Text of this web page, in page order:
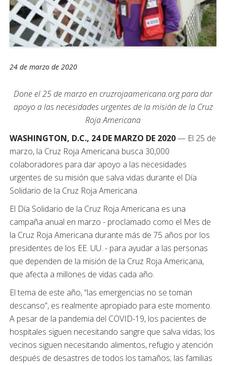
24 de marzo de 2020
Done el 25 de marzo en cruzrojaamericana.org para dar
apoyo a las necesidades urgentes de la misión de la Cruz
Roja Americana
WASHINGTON, D.C., 24 DE MARZO DE 2020— El 25 de
marzo, la Cruz Roja Americana busca 30,000
colaboradores para dar apoyo a las necesidades
urgentes de su misión que salva vidas durante el Día
Solidario de la Cruz Roja Americana.
El Día Solidario de la Cruz Roja Americana es una
campaña anual en marzo - proclamado como el Mes de
la Cruz Roja Americana durante más de 75 años por los
presidentes de los EE. UU. - para ayudar a las personas
que dependen de la misión de la Cruz Roja Americana,
que afecta a millones de vidas cada año.
El tema de este año, “las emergencias no se toman
descanso”, es realmente apropiado para este momento.
A pesar de la pandemia del COVID-19, los pacientes de
hospitales siguen necesitando sangre que salva vidas; los
vecinos siguen necesitando alimentos, refugio y atención
después de desastres de todos los tamaños; las familias